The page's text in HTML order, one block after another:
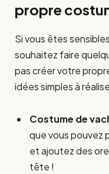
propre
Si vous êtes
souhaitez faire
pas créer votre
idées simples à
Costume de
que vous pouvez
et ajoutez des
tête !